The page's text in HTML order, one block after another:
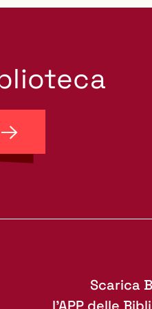
Scarica